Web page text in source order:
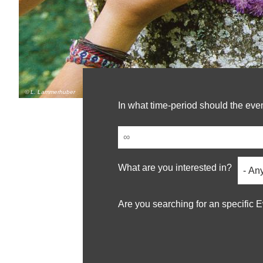
© L. Lammerhuber
In what time-period should the
Date
(field_event_date)
What are you interested in?
Are you searching for an specific